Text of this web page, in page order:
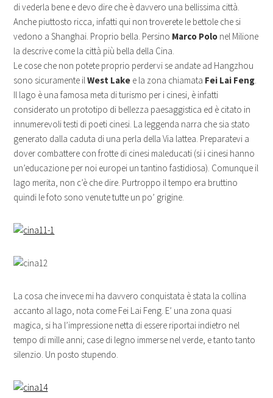
di vederla bene e devo dire che è davvero una bellissima città.
Anche piuttosto ricca, infatti qui non troverete le bettole che si
vedono a Shanghai. Proprio bella. Persino Marco Polo nel Milione
la descrive come la città più bella della Cina.
Le cose che non potete proprio perdervi se andate ad Hangzhou
sono sicuramente ilWest Lake e la zona chiamata Fei Lai Feng.
Il lago è una famosa meta di turismo per i cinesi, è infatti
considerato un prototipo di bellezza paesaggistica ed è citato in
innumerevoli testi di poeti cinesi. La leggenda narra che sia stato
generato dalla caduta di una perla della Via lattea. Preparatevi a
dover combattere con frotte di cinesi maleducati (si i cinesi hanno
un’educazione per noi europei un tantino fastidiosa). Comunque il
lago merita, non c’è che dire. Purtroppo il tempo era bruttino
quindi le foto sono venute tutte un po’ grigine.
La cosa che invece mi ha davvero conquistata è stata la collina
accanto al lago, nota come Fei Lai Feng. E’ una zona quasi
magica, si ha l’impressione netta di essere riportai indietro nel
tempo di mille anni; case di legno immerse nel verde, e tanto tanto
silenzio. Un posto stupendo.